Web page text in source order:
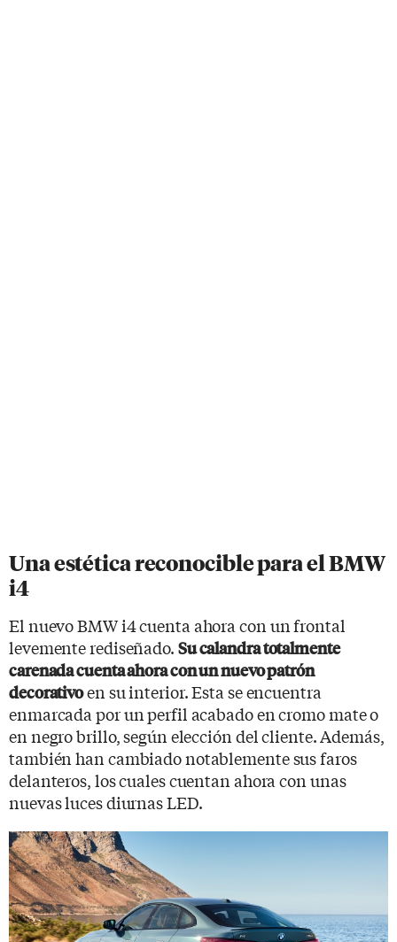
Una estética reconocible para el BMW
i4
El nuevo BMW i4 cuenta ahora con un frontal
levemente rediseñado. Su calandra totalmente
carenada cuenta ahora con un nuevo patrón
decorativoen su interior. Esta se encuentra
enmarcada por un perfil acabado en cromo mate o
en negro brillo, según elección del cliente. Además,
también han cambiado notablemente sus faros
delanteros, los cuales cuentan ahora con unas
nuevas luces diurnas LED.